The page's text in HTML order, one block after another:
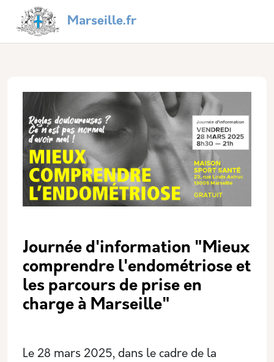
Marseille.fr
Navigation principale
Journée d'information "Mieux
comprendre l'endométriose et
les parcours de prise en
charge à Marseille"
Le 28 mars 2025, dans le cadre de la
Panneau de gestion des cookies